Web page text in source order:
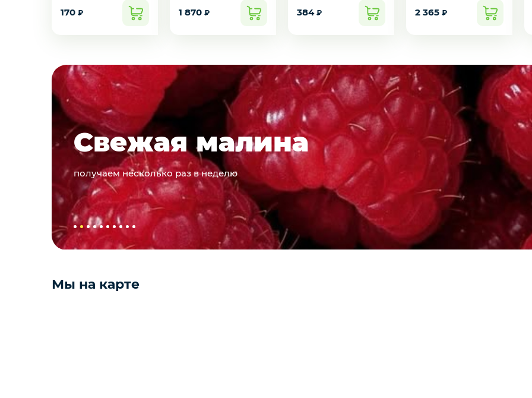
170 ₽ 1 870 ₽ 384 ₽ 2 365 ₽
Свежая малина
получаем несколько раз в неделю
Подарочные наборы
из ягод и фруктов!
подробности узнавайте у менеджеров. собираем наборы на любую сумму под
ваш бюджет
Мы на карте